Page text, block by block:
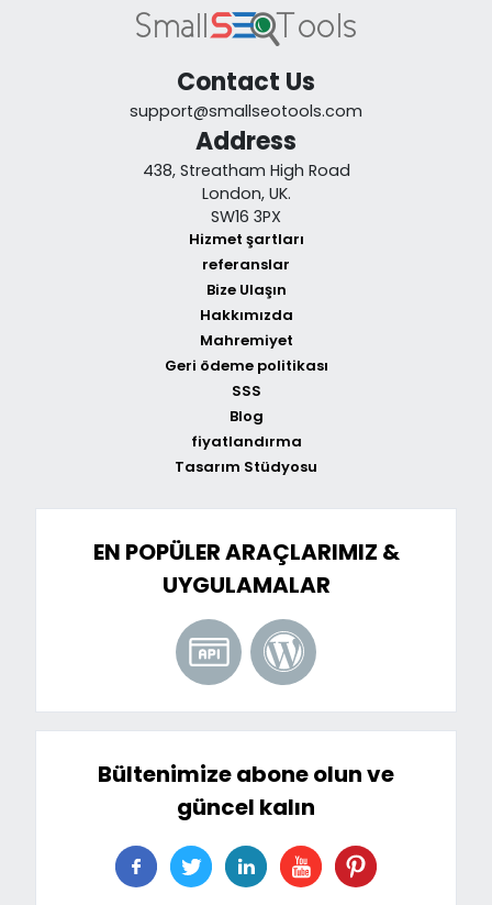
Contact Us
support@smallseotools.com
Address
438, Streatham High Road
London, UK.
SW16 3PX
Hizmet şartları
referanslar
Bize Ulaşın
Hakkımızda
Mahremiyet
Geri ödeme politikası
SSS
Blog
fiyatlandırma
Tasarım Stüdyosu
EN POPÜLER ARAÇLARIMIZ &
UYGULAMALAR
Bültenimize abone olun ve
güncel kalın